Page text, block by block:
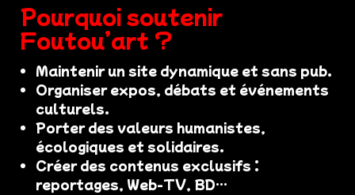
Pourquoi soutenir
Foutou’art ?
Maintenir un site dynamique et sans pub.
Organiser expos, débats et événements
culturels.
Porter des valeurs humanistes,
écologiques et solidaires.
Créer des contenus exclusifs :
reportages, Web-TV, BD…